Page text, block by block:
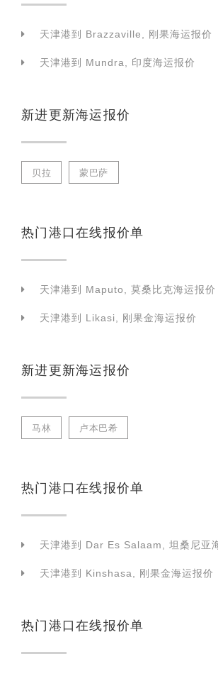
天津港到 Brazzaville, 刚果海运报价
天津港到 Mundra, 印度海运报价
新进更新海运报价
贝拉 蒙巴萨
热门港口在线报价单
天津港到 Maputo, 莫桑比克海运报价
天津港到 Likasi, 刚果金海运报价
新进更新海运报价
马林 卢本巴希
热门港口在线报价单
天津港到 Dar Es Salaam, 坦桑尼亚
天津港到 Kinshasa, 刚果金海运报价
热门港口在线报价单